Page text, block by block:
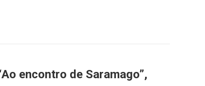
encontro de Saramago”,